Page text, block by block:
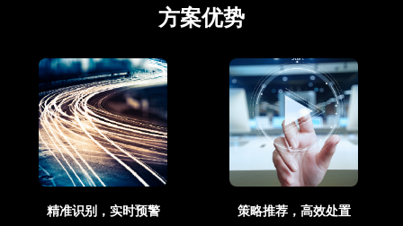
方案优势
精准识别，实时预警 策略推荐，高效处置